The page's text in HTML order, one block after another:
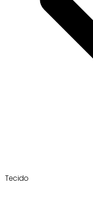
Tecido